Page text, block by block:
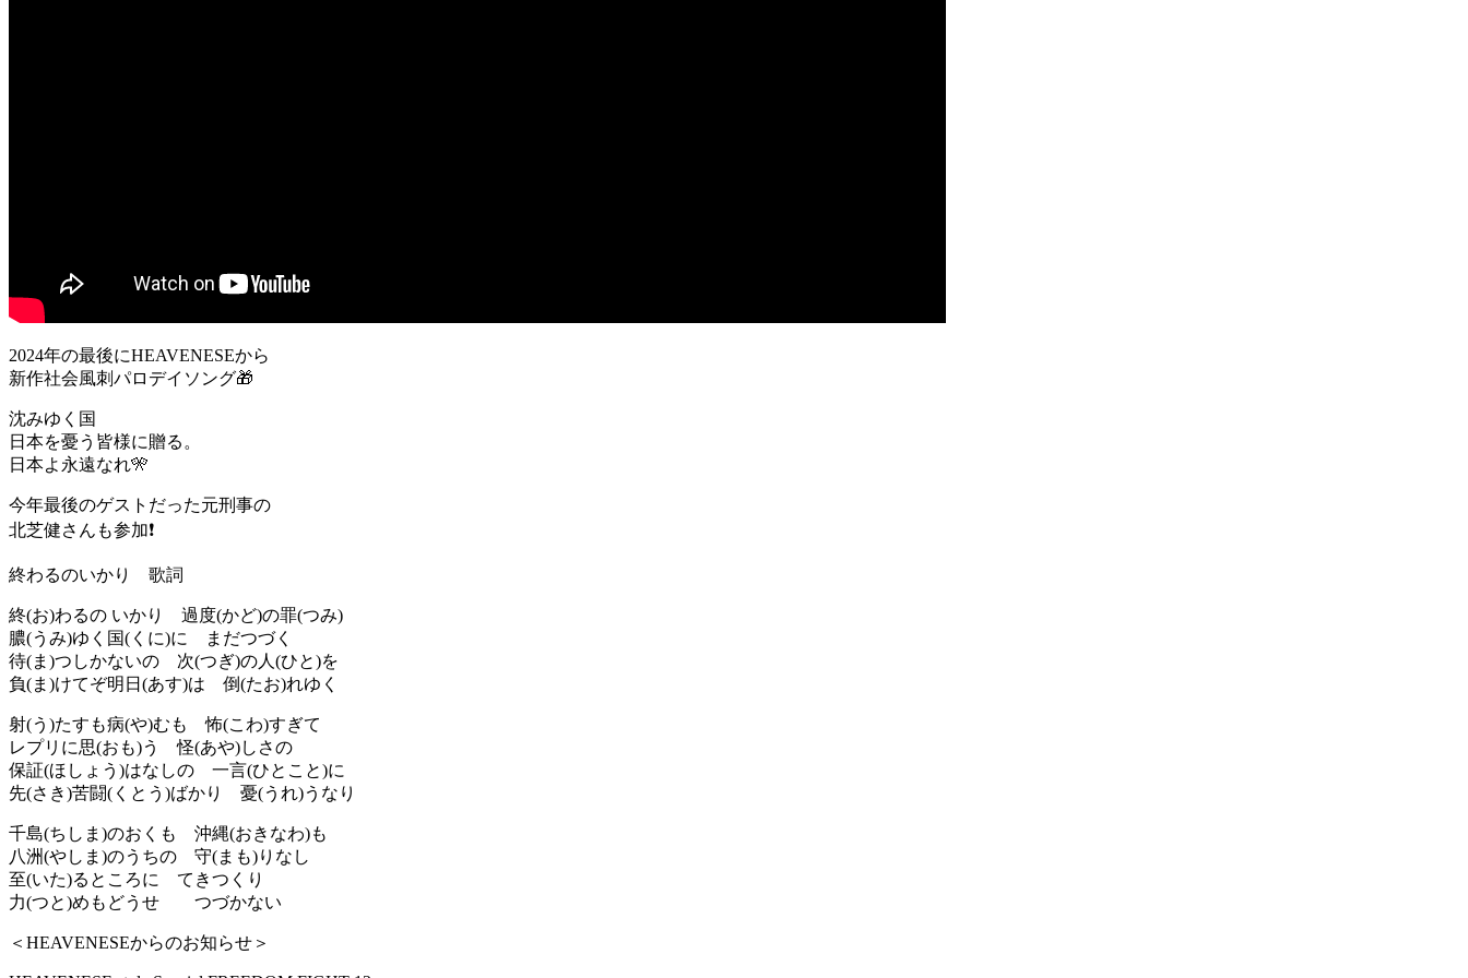
2024年の最後にHEAVENESEから
新作社会風刺パロデイソング🎁
沈みゆく国
日本を憂う皆様に贈る。
日本よ永遠なれ🎌
今年最後のゲストだった元刑事の
北芝健さんも参加❗️
終わるのいかり 歌詞
終(お)わるの いかり 過度(かど)の罪(つみ)
膿(うみ)ゆく国(くに)に まだつづく
待(ま)つしかないの 次(つぎ)の人(ひと)を
負(ま)けてぞ明日(あす)は 倒(たお)れゆく
射(う)たすも病(や)むも 怖(こわ)すぎて
レプリに思(おも)う 怪(あや)しさの
保証(ほしょう)はなしの 一言(ひとこと)に
先(さき)苦闘(くとう)ばかり 憂(うれ)うなり
千島(ちしま)のおくも 沖縄(おきなわ)も
八洲(やしま)のうちの 守(まも)りなし
至(いた)るところに てきつくり
力(つと)めもどうせ つづかない
＜HEAVENESEからのお知らせ＞